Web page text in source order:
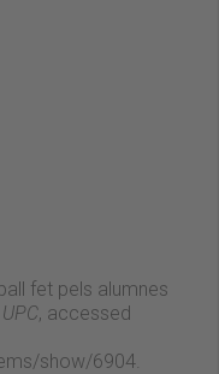
fet pels alumnes
, accessed
show/6904